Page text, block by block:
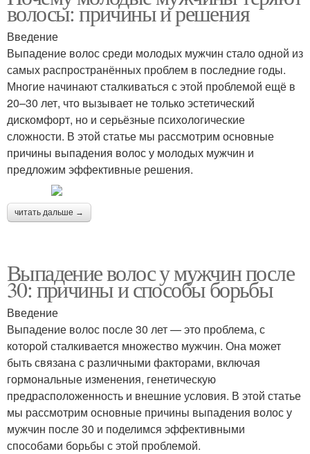
волосы: причины и решения
Введение
Выпадение волос среди молодых мужчин стало одной из
самых распространённых проблем в последние годы.
Многие начинают сталкиваться с этой проблемой ещё в
20–30 лет, что вызывает не только эстетический
дискомфорт, но и серьёзные психологические
сложности. В этой статье мы рассмотрим основные
причины выпадения волос у молодых мужчин и
предложим эффективные решения.
читать дальше →
Выпадение волос у мужчин после
30: причины и способы борьбы
Введение
Выпадение волос после 30 лет — это проблема, с
которой сталкивается множество мужчин. Она может
быть связана с различными факторами, включая
гормональные изменения, генетическую
предрасположенность и внешние условия. В этой статье
мы рассмотрим основные причины выпадения волос у
мужчин после 30 и поделимся эффективными
способами борьбы с этой проблемой.